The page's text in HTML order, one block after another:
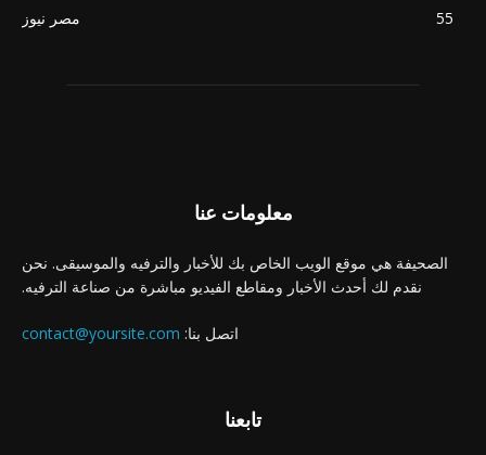
مصر نيوز
55
معلومات عنا
الصحيفة هي موقع الويب الخاص بك للأخبار والترفيه والموسيقى. نحن
نقدم لك أحدث الأخبار ومقاطع الفيديو مباشرة من صناعة الترفيه.
اتصل بنا: contact@yoursite.com
تابعنا